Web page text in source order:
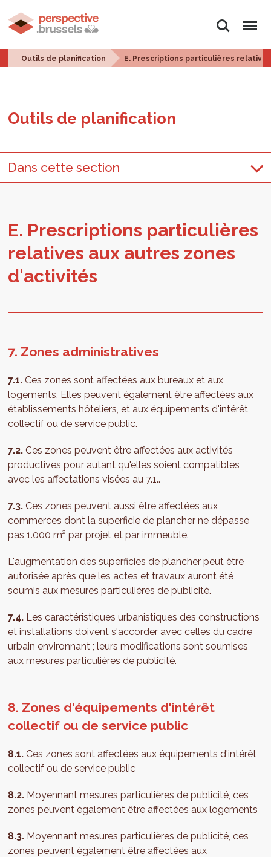
Rechercher
Menu
Outils de planification E. Prescriptions particulières
Outils de pla­ni­fi­ca­tion
Dans cette section
E. Pres­crip­tions par­ti­cu­lières
rela­tives aux autres zones
d'ac­ti­vi­tés
7. Zones administratives
7.1. Ces zones sont affectées aux bureaux et aux
logements. Elles peuvent également être affectées aux
établissements hôteliers, et aux équipements d'intérêt
collectif ou de service public.
7.2.Ces zones peuvent être affectées aux activités
productives pour autant qu'elles soient compatibles
avec les affectations visées au 7.1..
7.3.Ces zones peuvent aussi être affectées aux
commerces dont la superficie de plancher ne dépasse
pas 1.000 m² par projet et par immeuble.
L'augmentation des superficies de plancher peut être
autorisée après que les actes et travaux auront été
soumis aux mesures particulières de publicité.
7.4. Les caractéristiques urbanistiques des constructions
et installations doivent s'accorder avec celles du cadre
urbain environnant ; leurs modifications sont soumises
aux mesures particulières de publicité.
8. Zones d'équipements d'intérêt
collectif ou de service public
8.1.Ces zones sont affectées aux équipements d'intérêt
collectif ou de service public
8.2. Moyennant mesures particulières de publicité, ces
zones peuvent également être affectées aux logements
8.3. Moyennant mesures particulières de publicité, ces
zones peuvent également être affectées aux